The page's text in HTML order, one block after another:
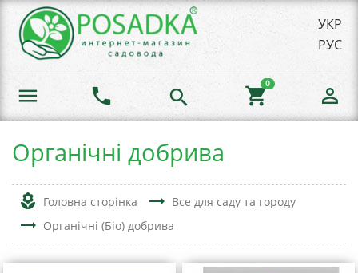
УКР
РУС
menu phone search shopping_cart
0
person_outline
Органічні добрива
local_florist Головна сторінка trending_flat Все для саду та городу
trending_flat Органічні (Біо) добрива